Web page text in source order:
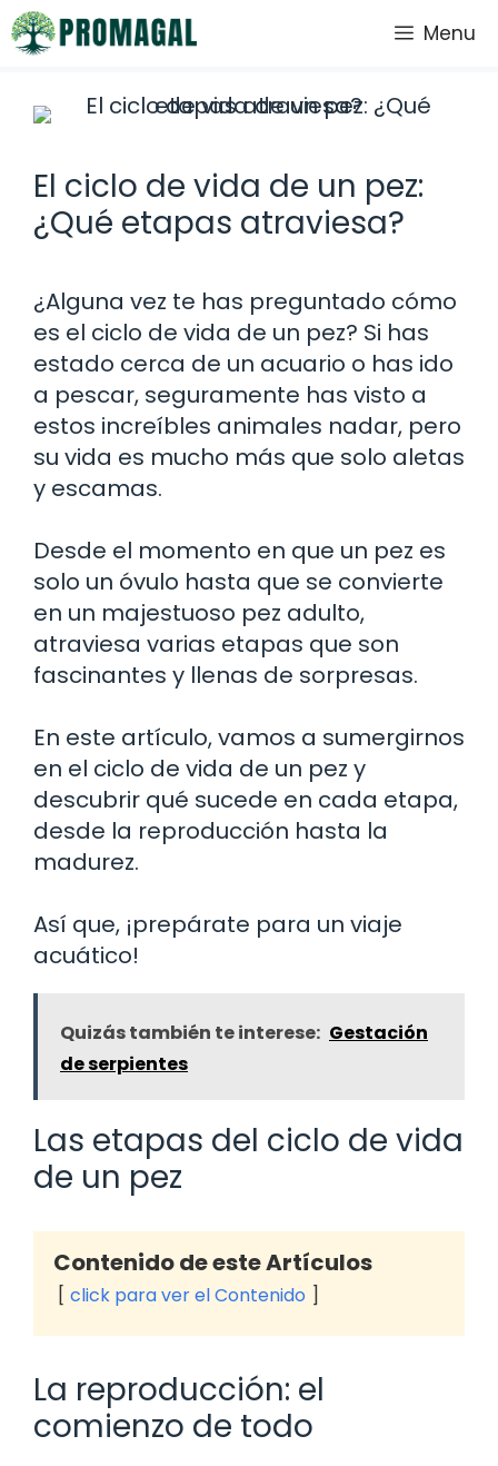
Saltar
al
Menu
El ciclo de vida de un pez:
¿Qué etapas atraviesa?
¿Alguna vez te has preguntado cómo
es el ciclo de vida de un pez? Si has
estado cerca de un acuario o has ido
a pescar, seguramente has visto a
estos increíbles animales nadar, pero
su vida es mucho más que solo aletas
y escamas.
Desde el momento en que un pez es
solo un óvulo hasta que se convierte
en un majestuoso pez adulto,
atraviesa varias etapas que son
fascinantes y llenas de sorpresas.
En este artículo, vamos a sumergirnos
en el ciclo de vida de un pez y
descubrir qué sucede en cada etapa,
desde la reproducción hasta la
madurez.
Así que, ¡prepárate para un viaje
acuático!
Quizás también te interese: Gestación
de serpientes
Las etapas del ciclo de vida
de un pez
Contenido de este Artículos
click para ver el Contenido
La reproducción: el
comienzo de todo